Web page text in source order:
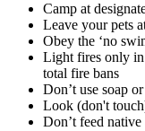
Camp at
Leave your pets
Obey the ‘no
Light fires only
total fire bans
Don’t use soap
Look (don't
Don’t feed native